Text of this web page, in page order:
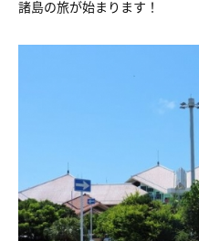
諸島の旅が始まります！